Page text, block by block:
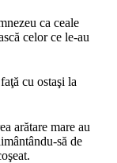
ca ceale
celor ce le-au
cu ostaşi la
arătare mare au
să de